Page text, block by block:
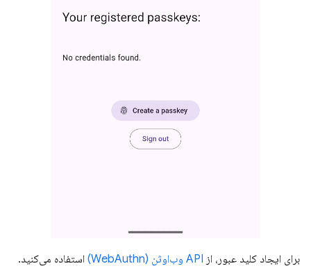
برای ایجاد کلید عبور، از API وب‌اوثن (WebAuthn) استفاده می‌کنید.